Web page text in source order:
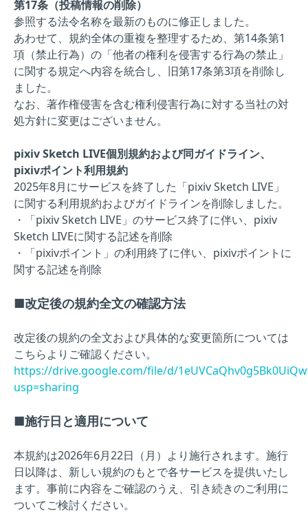
第17条（投稿情報の削除）
参照する法令名称を最新のものに修正しました。
あわせて、規約全体の重複を整理するため、第14条第1
項（禁止行為）の「他者の権利を侵害する行為の禁止」
に関する規定へ内容を統合し、旧第17条第3項を削除し
ました。
なお、著作権侵害を含む権利侵害行為に対する当社の対
処方針に変更はございません。
pixiv Sketch LIVE個別規約および同ガイドライン、
pixivポイント利用規約
2025年8月にサービスを終了した「pixiv Sketch LIVE」
に関する利用規約およびガイドラインを削除しました。
・「pixiv Sketch LIVE」のサービス終了に伴い、pixiv
Sketch LIVEに関する記述を削除
・「pixivポイント」の利用終了に伴い、pixivポイントに
関する記述を削除
■改定後の規約全文の確認方法
改定後の規約の全文および具体的な変更箇所については
こちらよりご確認ください。
https://drive.google.com/file/d/
usp=sharing
■施行日と適用について
本規約は2026年6月22日（月）より施行されます。施行
日以降は、新しい規約のもとで各サービスを提供いたし
ます。事前に内容をご確認のうえ、引き続きのご利用に
ついてご検討ください。